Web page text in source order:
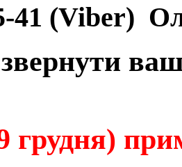
41 (Viber)
грудня)